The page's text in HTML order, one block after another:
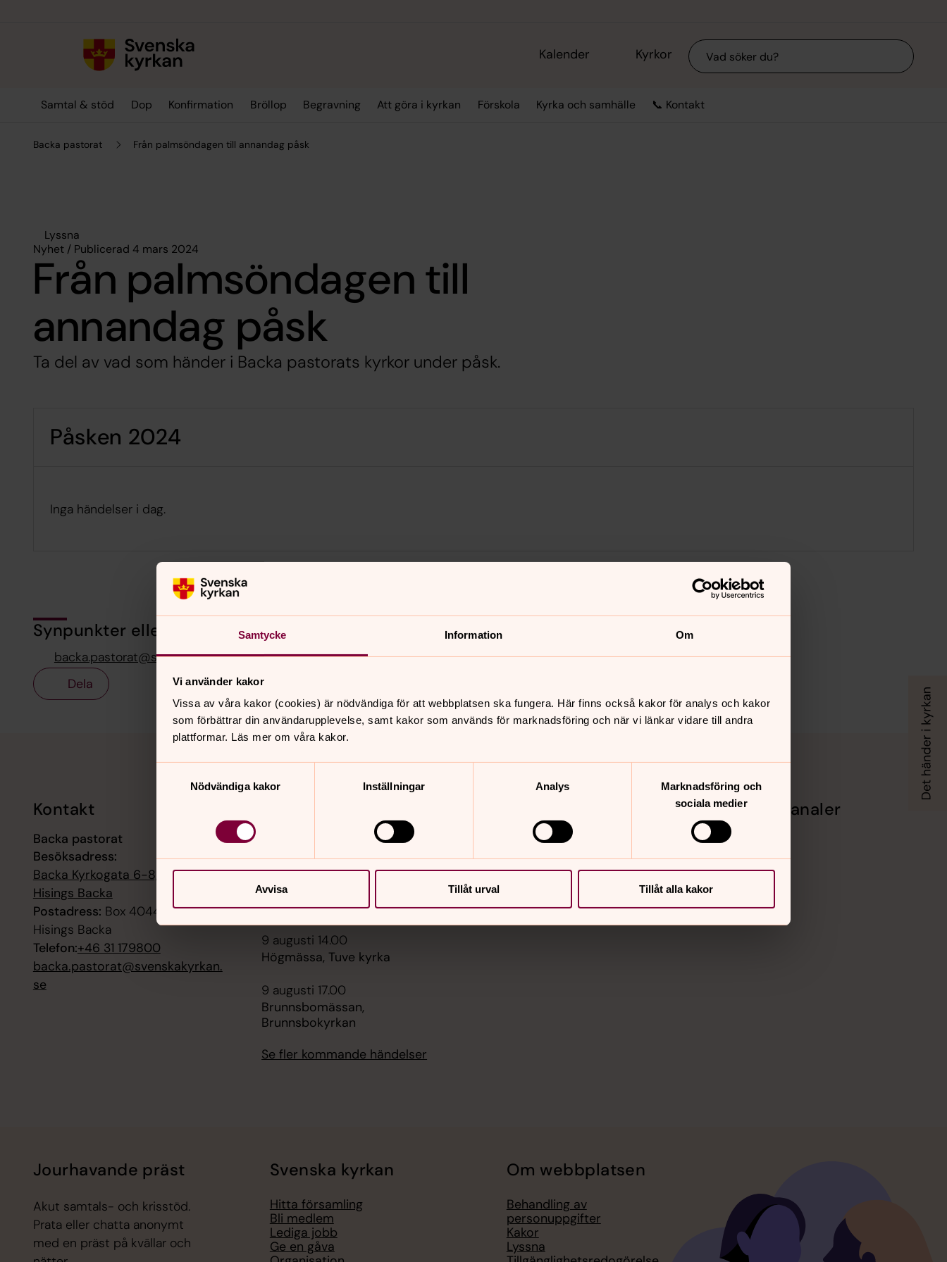
Samtycke Information Om
Vi använder kakor
Vissa av våra kakor (cookies) är nödvändiga för att webbplatsen ska fungera. Här finns också kakor för analys och kakor
som förbättrar din användarupplevelse, samt kakor som används för marknadsföring och när vi länkar vidare till andra
plattformar. Läs mer om våra kakor.
Nödvändiga kakor
Inställningar Analys
Marknadsföring och
sociala medier
Avvisa Tillåt urval Tillåt alla kakor
Kalender Kyrkor Sök
Samtal & stöd Dop Konfirmation Bröllop Begravning Att göra i kyrkan Förskola Kyrka och samhälle 📞 Kontakt
Backa pastorat Från palmsöndagen till annandag påsk
Lyssna
Nyhet / Publicerad 4 mars 2024
Från palmsöndagen till
annandag påsk
Ta del av vad som händer i Backa pastorats kyrkor under påsk.
Påsken 2024
Inga händelser i dag.
Synpunkter eller frågor på sidans innehåll?
backa.pastorat@svenskakyrkan.se
Dela
Kontakt
Backa pastorat
Besöksadress:
Backa Kyrkogata 6-8, 42258
Hisings Backa
Postadress: Box 4044, 42204
Hisings Backa
Telefon:+46 31 179800
backa.pastorat@svenskakyrkan.
se
Gudstjänst, Säve kyrka
9 augusti 11.00
Högmässa, Backa kyrka
9 augusti 14.00
Högmässa, Tuve kyrka
9 augusti 17.00
Brunnsbomässan,
Brunnsbokyrkan
Se fler kommande händelser
Sidkarta
Sociala kanaler
Facebook
Vimeo
Jourhavande präst
Akut samtals- och krisstöd.
Prata eller chatta anonymt
med en präst på kvällar och
Svenska kyrkan
Hitta församling
Bli medlem
Lediga jobb
Ge en gåva
Om webbplatsen
Behandling av
personuppgifter
Kakor
Lyssna